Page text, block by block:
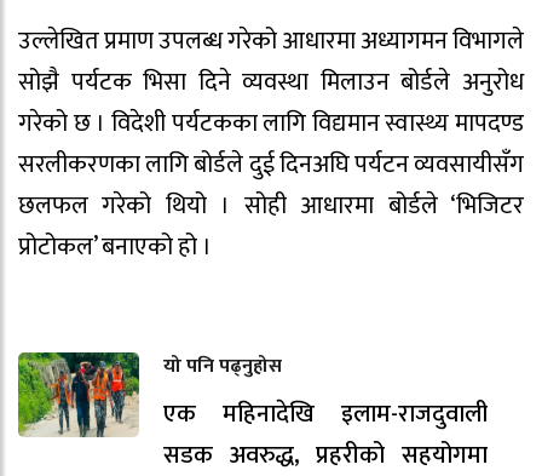
उल्लेखित प्रमाण उपलब्ध गरेको आधारमा अध्यागमन विभागले
सोझै पर्यटक भिसा दिने व्यवस्था मिलाउन बोर्डले अनुरोध
गरेको छ । विदेशी पर्यटकका लागि विद्यमान स्वास्थ्य मापदण्ड
सरलीकरणका लागि बोर्डले दुई दिनअघि पर्यटन व्यवसायीसँग
छलफल गरेको थियो । सोही आधारमा बोर्डले ‘भिजिटर
प्रोटोकल’ बनाएको हो ।
यो पनि पढ्नुहोस
एक महिनादेखि इलाम-राजदुवाली
सडक अवरुद्ध, प्रहरीको सहयोगमा